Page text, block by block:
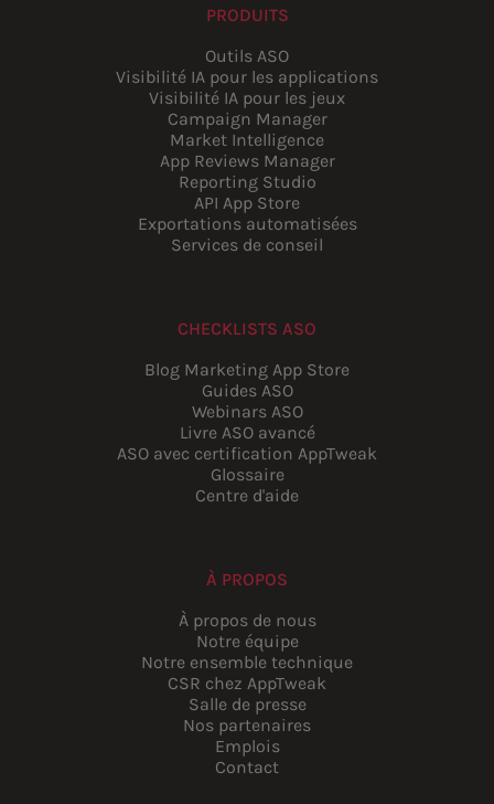
PRODUITS
Outils ASO
Visibilité IA pour les applications
Visibilité IA pour les jeux
Campaign Manager
Market Intelligence
App Reviews Manager
Reporting Studio
API App Store
Exportations automatisées
Services de conseil
CHECKLISTS ASO
Blog Marketing App Store
Guides ASO
Webinars ASO
Livre ASO avancé
ASO avec certification AppTweak
Glossaire
Centre d'aide
À PROPOS
À propos de nous
Notre équipe
Notre ensemble technique
CSR chez AppTweak
Salle de presse
Nos partenaires
Emplois
Contact